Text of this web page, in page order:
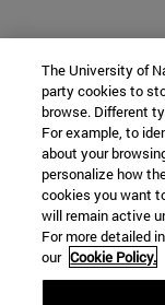
The University of
party cookies to
browse. Different
For example, to
about your
personalize how
cookies you want
will remain active
For more detailed
our Cookie Policy.